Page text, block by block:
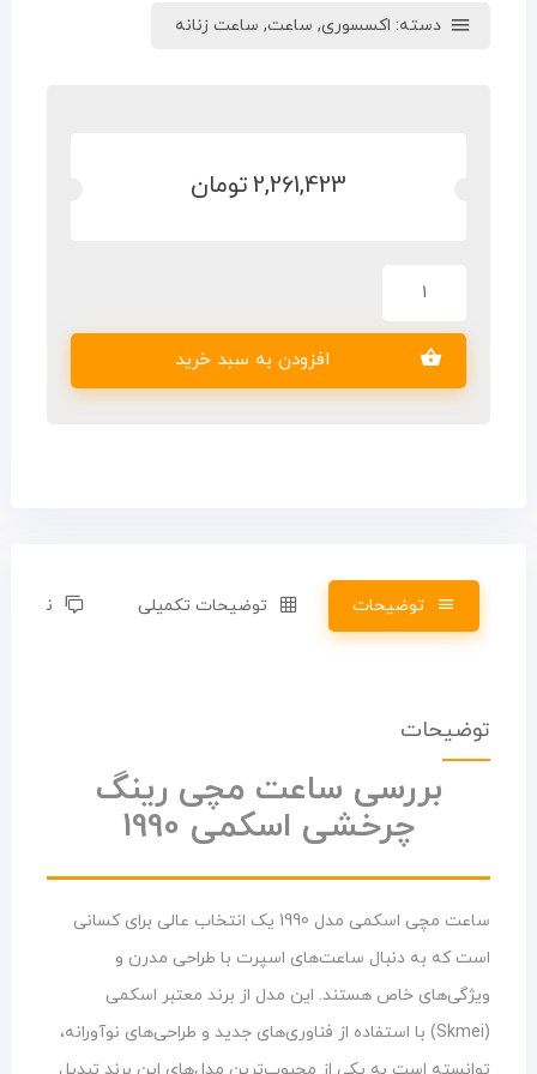
دسته: اکسسوری, ساعت, ساعت زنانه
2,261,423تومان
افزودن به سبد خرید
توضیحات توضیحات تکمیلی نظرات (0)
توضیحات
بررسی ساعت مچی رینگ
چرخشی اسکمی 1990
ساعت مچی اسکمی مدل 1990 یک انتخاب عالی برای کسانی
است که به دنبال ساعت‌های اسپرت با طراحی مدرن و
ویژگی‌های خاص هستند. این مدل از برند معتبر اسکمی
(Skmei) با استفاده از فناوری‌های جدید و طراحی‌های نوآورانه،